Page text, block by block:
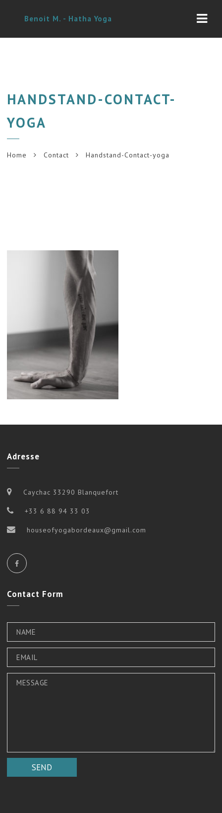
Benoit M. - Hatha Yoga
HANDSTAND-CONTACT-
YOGA
Home Contact Handstand-Contact-yoga
Adresse
Caychac 33290 Blanquefort
+33 6 88 94 33 03
houseofyogabordeaux@gmail.com
Contact Form